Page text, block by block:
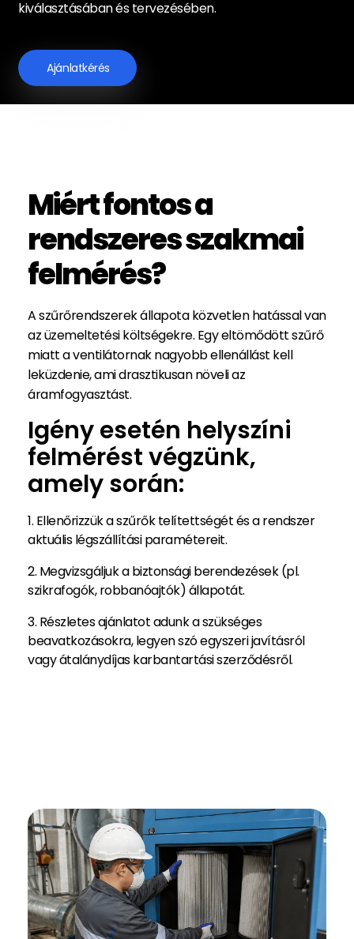
kiválasztásában és tervezésében.
Ajánlatkérés
Miért fontos a
rendszeres szakmai
felmérés?
A szűrőrendszerek állapota közvetlen hatással van
az üzemeltetési költségekre. Egy eltömődött szűrő
miatt a ventilátornak nagyobb ellenállást kell
leküzdenie, ami drasztikusan növeli az
áramfogyasztást.
Igény esetén helyszíni
felmérést végzünk,
amely során:
Ellenőrizzük a szűrők telítettségét és a rendszer
aktuális légszállítási paramétereit.
Megvizsgáljuk a biztonsági berendezések (pl.
szikrafogók, robbanóajtók) állapotát.
Részletes ajánlatot adunk a szükséges
beavatkozásokra, legyen szó egyszeri javításról
vagy átalánydíjas karbantartási szerződésről.